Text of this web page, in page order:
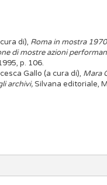
di), Roma in mostra
di mostre azioni
p. 106.
Gallo (a cura di), Mara
archivi,Silvana editoriale,